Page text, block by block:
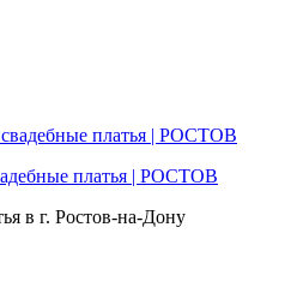
платья | РОСТОВ
в г. Ростов-на-Дону